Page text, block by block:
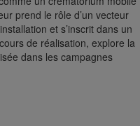
prend le rôle d’un vecteur
et s’inscrit dans un
de réalisation, explore la
dans les campagnes